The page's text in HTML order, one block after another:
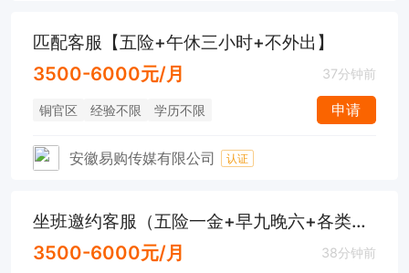
匹配客服【五险+午休三小时+不外出】
3500-6000元/月 37分钟前
铜官区 经验不限 学历不限 申请
安徽易购传媒有限公司 认证
坐班邀约客服（五险一金+早九晚六+各类福利）
3500-6000元/月 38分钟前